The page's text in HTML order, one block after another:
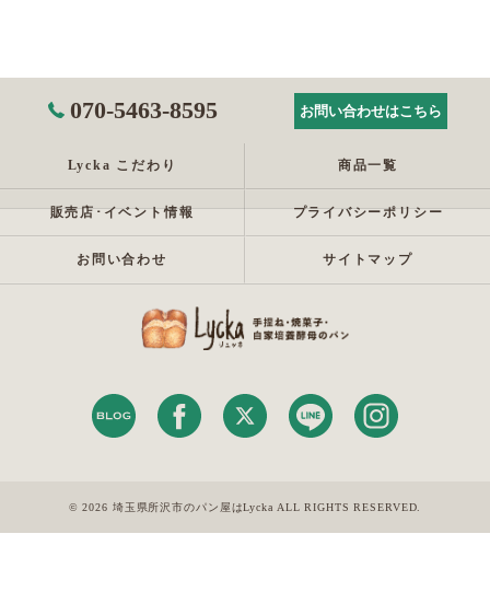
070-5463-8595 お問い合わせはこちら
Lycka こだわり 商品一覧
販売店･イベント情報 プライバシーポリシー
お問い合わせ サイトマップ
© 2026 埼玉県所沢市のパン屋はLycka ALL RIGHTS RESERVED.